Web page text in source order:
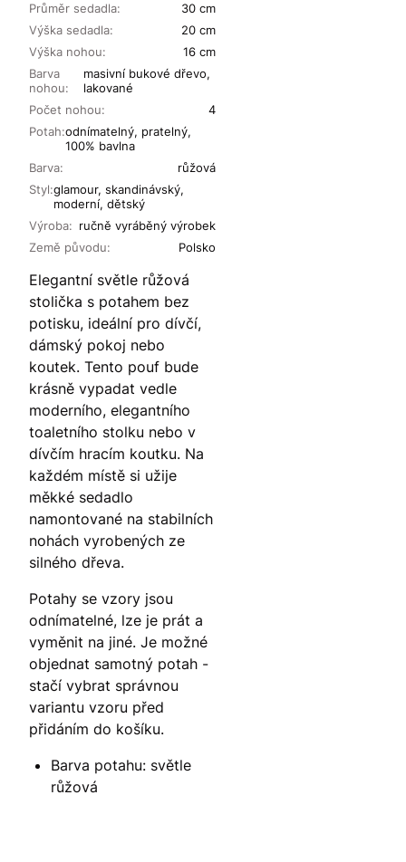
Průměr sedadla:
30 cm
Výška sedadla:
20 cm
Výška nohou:
16 cm
Barva
nohou:
masivní bukové dřevo,
lakované
Počet nohou:
4
Potah:odnímatelný, pratelný,
100% bavlna
Barva:
růžová
Výroba: ručně vyráběný výrobek
Styl:glamour, skandinávský,
moderní, dětský
Země původu: Polsko
Elegantní světle růžová
stolička s potahem bez
potisku, ideální pro dívčí,
dámský pokoj nebo
koutek. Tento pouf bude
krásně vypadat vedle
moderního, elegantního
toaletního stolku nebo v
dívčím hracím koutku. Na
každém místě si užije
měkké sedadlo
namontované na stabilních
nohách vyrobených ze
silného dřeva.
Potahy se vzory jsou
odnímatelné, lze je prát a
vyměnit na jiné. Je možné
objednat samotný potah -
stačí vybrat správnou
variantu vzoru před
přidáním do košíku.
Barva potahu: světle
růžová